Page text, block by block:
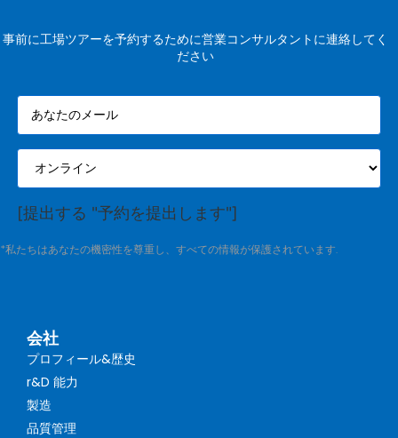
事前に工場ツアーを予約するために営業コンサルタントに連絡してく
ださい
[提出する "予約を提出します"]
*私たちはあなたの機密性を尊重し、すべての情報が保護されています.
会社
プロフィール&歴史
r&D 能力
製造
品質管理